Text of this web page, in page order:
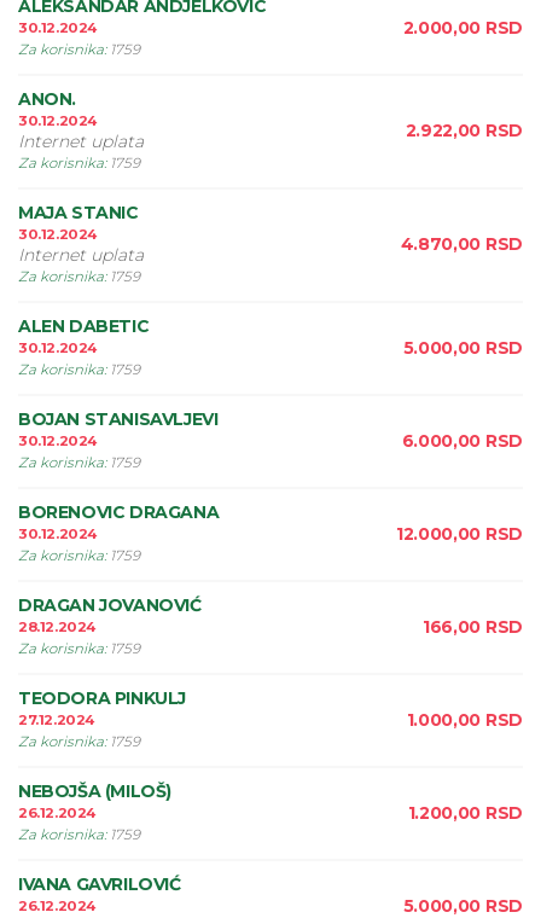
ALEKSANDAR ANDJELKOVIC
30.12.2024
Za korisnika: 1759
2.000,00 RSD
ANON.
30.12.2024
Internet uplata
Za korisnika: 1759
2.922,00 RSD
MAJA STANIC
30.12.2024
Internet uplata
Za korisnika: 1759
4.870,00 RSD
ALEN DABETIC
30.12.2024
Za korisnika: 1759
5.000,00 RSD
BOJAN STANISAVLJEVI
30.12.2024
Za korisnika: 1759
6.000,00 RSD
BORENOVIC DRAGANA
30.12.2024
Za korisnika: 1759
12.000,00 RSD
DRAGAN JOVANOVIĆ
28.12.2024
Za korisnika: 1759
166,00 RSD
TEODORA PINKULJ
27.12.2024
Za korisnika: 1759
1.000,00 RSD
NEBOJŠA (MILOŠ)
26.12.2024
Za korisnika: 1759
1.200,00 RSD
IVANA GAVRILOVIĆ
26.12.2024
5.000,00 RSD